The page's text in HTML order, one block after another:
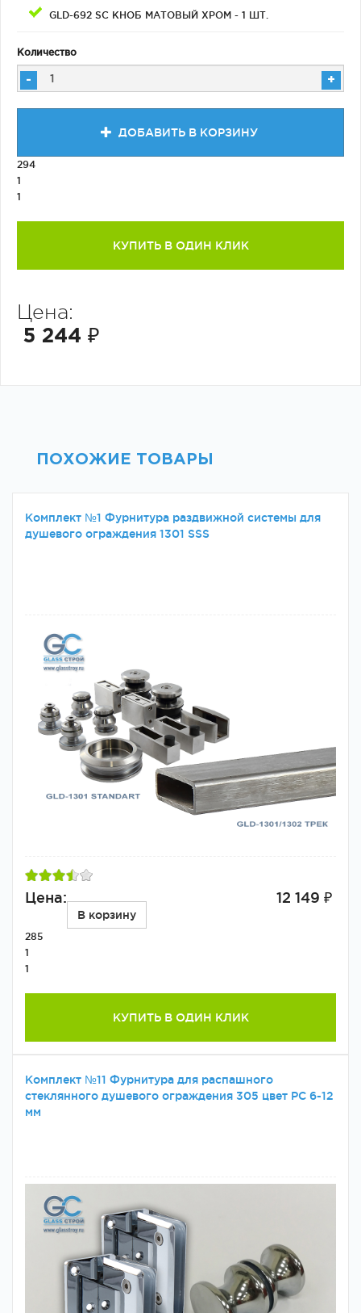
GLD-692 SC КНОБ МАТОВЫЙ ХРОМ - 1 ШТ.
Количество
- +
ДОБАВИТЬ В КОРЗИНУ
294
1
1
КУПИТЬ В ОДИН КЛИК
Цена:
5 244 ₽
ПОХОЖИЕ ТОВАРЫ
Комплект №1 Фурнитура раздвижной системы для
душевого ограждения 1301 SSS
Цена: 12 149 ₽
В корзину
285
1
1
КУПИТЬ В ОДИН КЛИК
Комплект №11 Фурнитура для распашного
стеклянного душевого ограждения 305 цвет PC 6-12
мм